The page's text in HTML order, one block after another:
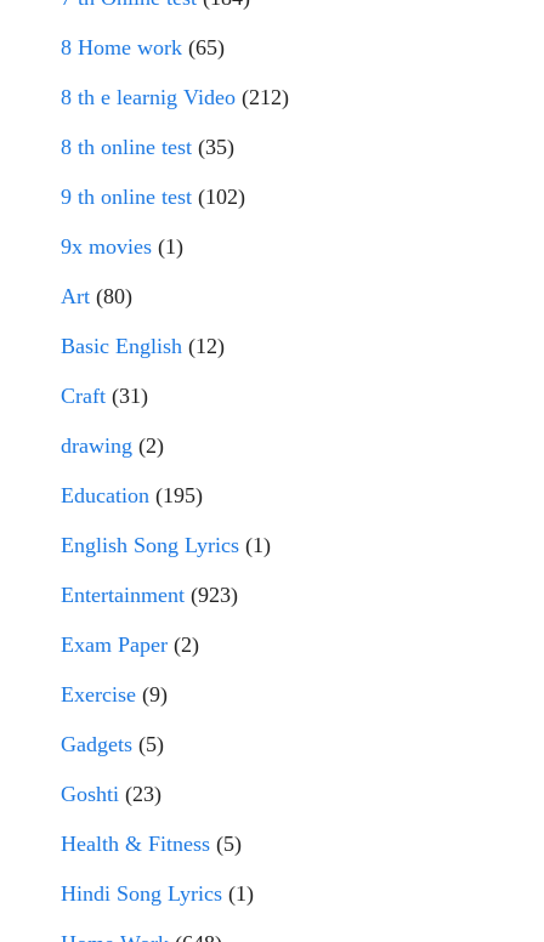
8 Home work (65)
8 th e learnig Video (212)
8 th online test (35)
9 th online test (102)
9x movies (1)
Art (80)
Basic English (12)
Craft (31)
drawing (2)
Education (195)
English Song Lyrics (1)
Entertainment (923)
Exam Paper (2)
Exercise (9)
Gadgets (5)
Goshti (23)
Health & Fitness (5)
Hindi Song Lyrics (1)